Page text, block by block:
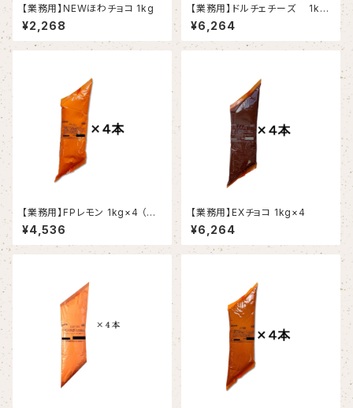
【業務用】NEWほわチョコ 1kg
¥2,268
【業務用】ドルチェチーズ 1kg
×4
¥6,264
【業務用】FPレモン 1kg×4 （春
夏限定〈2～8月〉）
¥4,536
【業務用】EXチョコ 1kg×4
¥6,264